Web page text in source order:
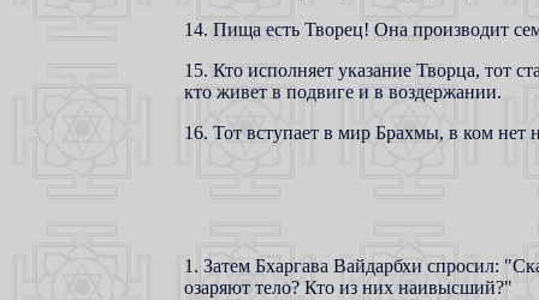
14. Пища есть Творец! Она производит
15. Кто исполняет указание Творца, тот
кто живет в подвиге и в воздержании.
16. Тот вступает в мир Брахмы, в ком нет
1. Затем Бхаргава Вайдарбхи спросил:
озаряют тело? Кто из них наивысший?"